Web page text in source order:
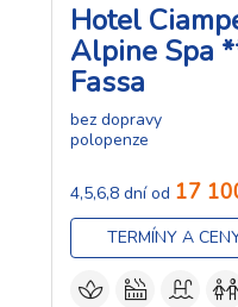
Hotel
Alpine Spa
Fassa
bez dopravy
polopenze
4,5,6,8 dní od 17
TERMÍNY A